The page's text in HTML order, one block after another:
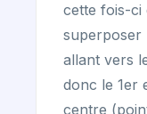
cette fois-ci
superposer
allant vers
donc le 1er
centre